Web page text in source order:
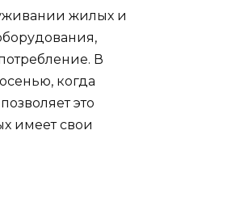
жилых и
В
когда
это
имеет свои